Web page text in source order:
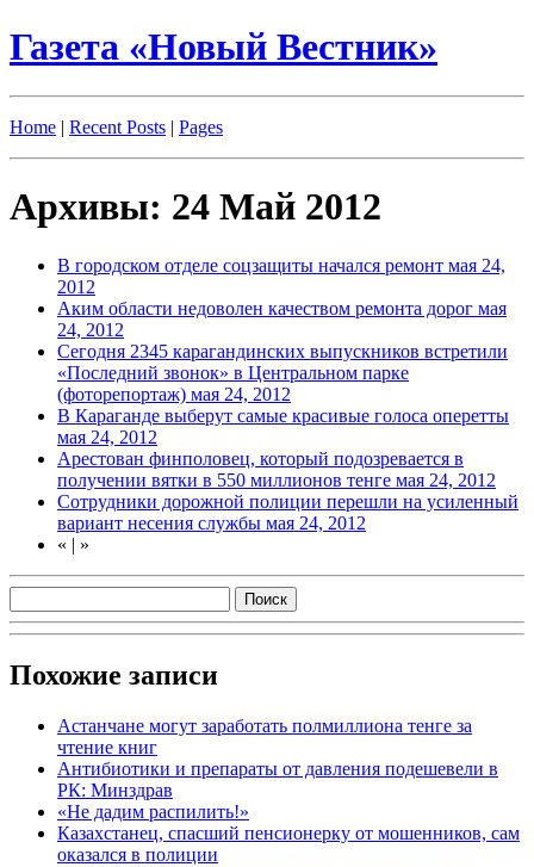
Газета «Новый Вестник»
Home | Recent Posts | Pages
Архивы: 24 Май 2012
В городском отделе соцзащиты начался ремонт мая 24,
2012
Аким области недоволен качеством ремонта дорог мая
24, 2012
Сегодня 2345 карагандинских выпускников встретили
«Последний звонок» в Центральном парке
(фоторепортаж) мая 24, 2012
В Караганде выберут самые красивые голоса оперетты
мая 24, 2012
Арестован финполовец, который подозревается в
получении вятки в 550 миллионов тенге мая 24, 2012
Сотрудники дорожной полиции перешли на усиленный
вариант несения службы мая 24, 2012
« | »
Похожие записи
Астанчане могут заработать полмиллиона тенге за
чтение книг
Антибиотики и препараты от давления подешевели в
РК: Минздрав
«Не дадим распилить!»
Казахстанец, спасший пенсионерку от мошенников, сам
оказался в полиции